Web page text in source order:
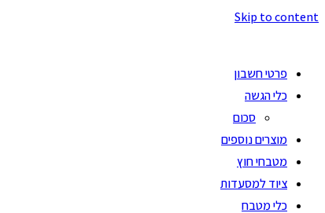
Skip to content
פרטי חשבון
כלי הגשה
סכום
מוצרים נוספים
מטבחי חוץ
ציוד למסעדות
כלי מטבח